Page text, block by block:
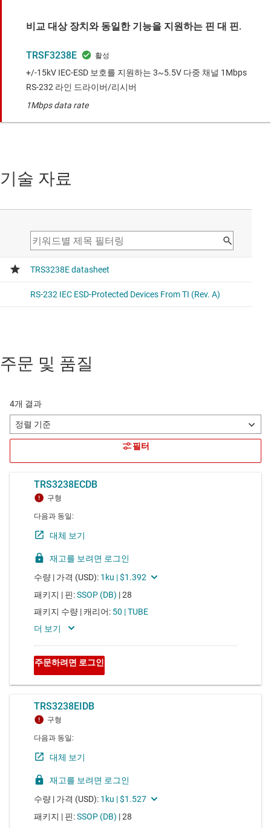
비교 대상 장치와 동일한 기능을 지원하는 핀 대 핀.
TRSF3238E
+/-15kV IEC-ESD 보호를 지원하는 3~5.5V 다중 채널 1Mbps
RS-232 라인 드라이버/리시버
1Mbps data rate
기술 자료
주문 및 품질